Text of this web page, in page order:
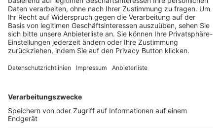
Trainerbörse
Login SpielPlus
FOLGE DEM BFV
TOP-VEREINE